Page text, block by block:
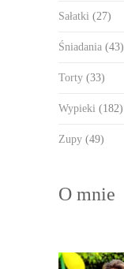
Sałatki (27)
Śniadania (43)
Torty (33)
Wypieki (182)
Zupy (49)
O mnie